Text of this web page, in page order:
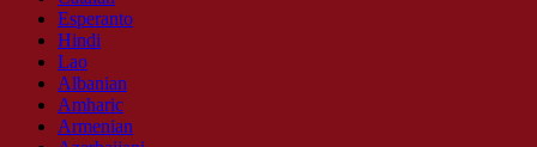
Esperanto
Hindi
Lao
Albanian
Amharic
Armenian